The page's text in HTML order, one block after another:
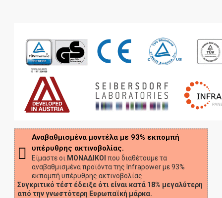
Αναβαθμισμένα μοντέλα με 93% εκπομπή
υπέρυθρης ακτινοβολίας.
Είμαστε οι ΜΟΝΑΔΙΚΟΙ που διαθέτουμε τα
αναβαθμισμένα προϊόντα της Infrapower με 93%
εκπομπή υπέρυθρης ακτινοβολίας.
Συγκριτικό τέστ έδειξε ότι είναι κατά 18% μεγαλύτερη
από την γνωστότερη Ευρωπαϊκή μάρκα.